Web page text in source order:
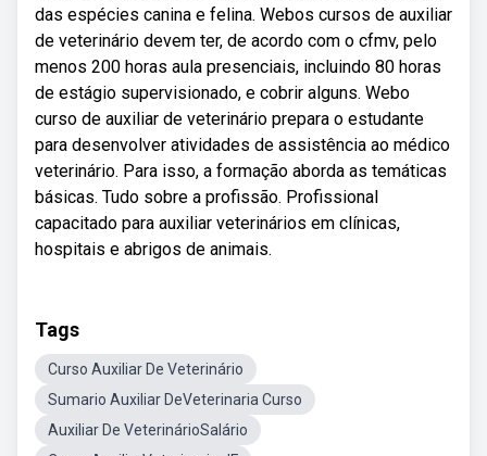
das espécies canina e felina. Webos cursos de auxiliar
de veterinário devem ter, de acordo com o cfmv, pelo
menos 200 horas aula presenciais, incluindo 80 horas
de estágio supervisionado, e cobrir alguns. Webo
curso de auxiliar de veterinário prepara o estudante
para desenvolver atividades de assistência ao médico
veterinário. Para isso, a formação aborda as temáticas
básicas. Tudo sobre a profissão. Profissional
capacitado para auxiliar veterinários em clínicas,
hospitais e abrigos de animais.
Tags
Curso Auxiliar De Veterinário
Sumario Auxiliar DeVeterinaria Curso
Auxiliar De VeterinárioSalário